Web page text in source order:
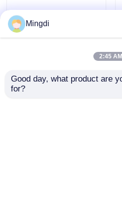
Mingdi
2:45 AM
Good day, what product are
for?